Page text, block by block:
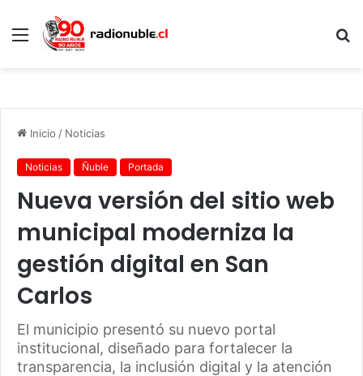
Menú
Inicio / Noticias
Noticias Ñuble Portada
Nueva versión del sitio web
municipal moderniza la
gestión digital en San
Carlos
El municipio presentó su nuevo portal
institucional, diseñado para fortalecer la
transparencia, la inclusión digital y la atención